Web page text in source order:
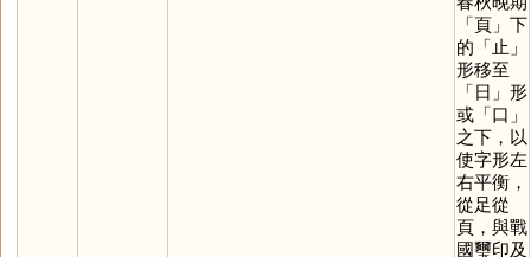
「頁」下
的「 止 」
形移至
「日 」形
或「口 」
之下，以
使字形左
右平衡，
從足從
頁，與戰
國璽印及